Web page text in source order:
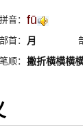
拼音： fū
部首： 月
笔顺： 撇折横横横